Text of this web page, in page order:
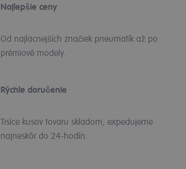
Najlepšie ceny
Od najlacnejších značiek pneumatík až po
prémiové modely.
Rýchle doručenie
Tisíce kusov tovaru skladom, expedujeme
najneskôr do 24-hodín.